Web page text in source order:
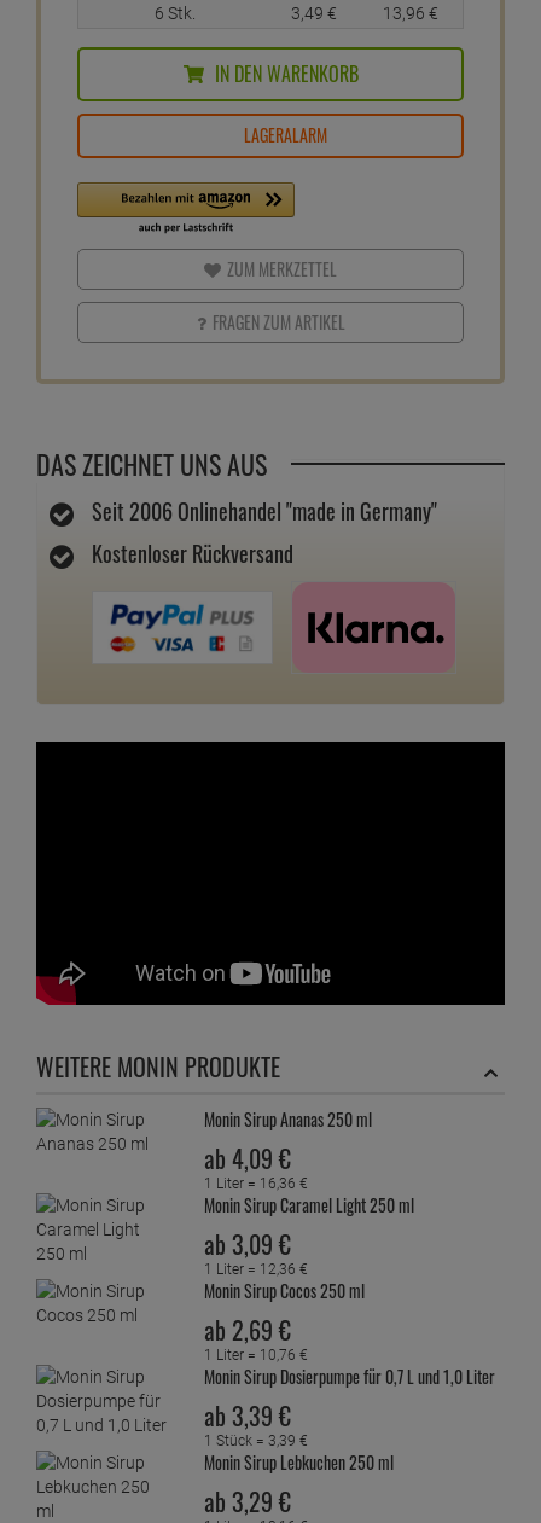
6 Stk.
3,49 € 13,96 €
IN DEN WARENKORB
LAGERALARM
ZUM MERKZETTEL
FRAGEN ZUM ARTIKEL
DAS ZEICHNET UNS AUS
Seit 2006 Onlinehandel "made in Germany"
Kostenloser Rückversand
WEITERE MONIN PRODUKTE
Monin Sirup Ananas 250 ml
ab 4,09 €
1 Liter = 16,36 €
Monin Sirup Caramel Light 250 ml
ab 3,09 €
1 Liter = 12,36 €
Monin Sirup Cocos 250 ml
ab 2,69 €
1 Liter = 10,76 €
Monin Sirup Dosierpumpe für 0,7 L und 1,0 Liter
ab 3,39 €
1 Stück = 3,39 €
Monin Sirup Lebkuchen 250 ml
ab 3,29 €